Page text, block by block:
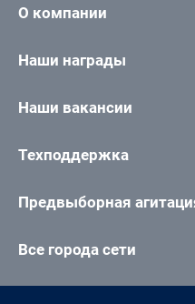
О компании
Наши награды
Наши вакансии
Техподдержка
Предвыборная
Все города сети